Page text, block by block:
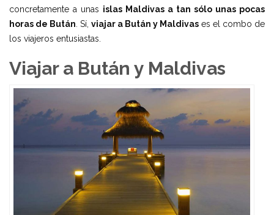
concretamente a unas islas Maldivas a tan sólo unas pocas
horas de Bután . Sí, viajar a Bután y Maldivas es el combo de
los viajeros entusiastas.
Viajar a Bután y Maldivas